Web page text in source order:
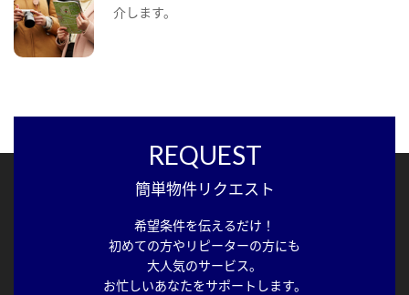
介します。
REQUEST
簡単物件リクエスト
希望条件を伝えるだけ！
初めての方やリピーターの方にも
大人気のサービス。
お忙しいあなたをサポートします。